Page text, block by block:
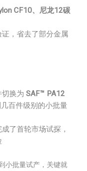
CF10、尼龙12碳
，省去了部分金属
换为 SAF™ PA12
百件级别的小批量
了首轮市场试探，
小批量试产，关键就